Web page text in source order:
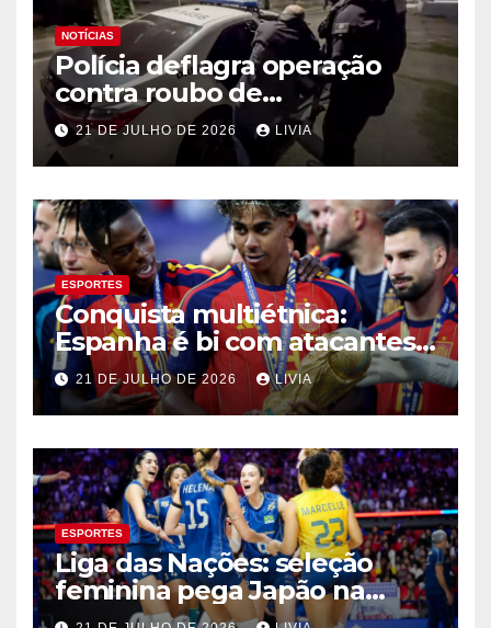
NOTÍCIAS
Polícia deflagra operação
contra roubo de
medicamentos oncológicos
21 DE JULHO DE 2026 LIVIA
ESPORTES
Conquista multiétnica:
Espanha é bi com atacantes
filhos de imigrantes
21 DE JULHO DE 2026 LIVIA
ESPORTES
Liga das Nações: seleção
feminina pega Japão na
quarta em 1º mata-mata